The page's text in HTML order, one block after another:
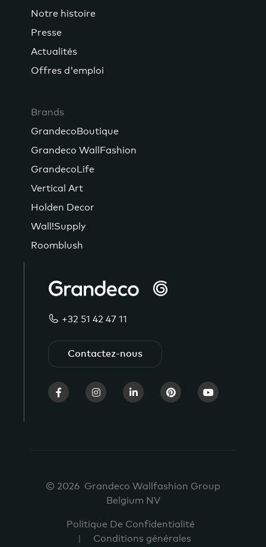
Notre histoire
Presse
Actualités
Offres d'emploi
Brands
GrandecoBoutique
Grandeco WallFashion
GrandecoLife
Vertical Art
Holden Decor
Wall!Supply
Roomblush
+32 51 42 47 11
Contactez-nous
© 2026 Grandeco Wallfashion Group
Belgium NV
Politique De Confidentialité
Conditions générales